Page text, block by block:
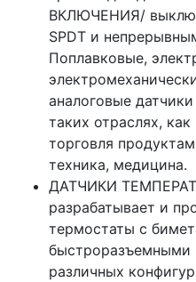
ВКЛЮЧЕНИЯ/
SPDT и
Поплавковые,
аналоговые
таких отраслях,
торговля
техника, медицина.
ДАТЧИКИ
разрабатывает и
термостаты с
быстроразъемными
различных